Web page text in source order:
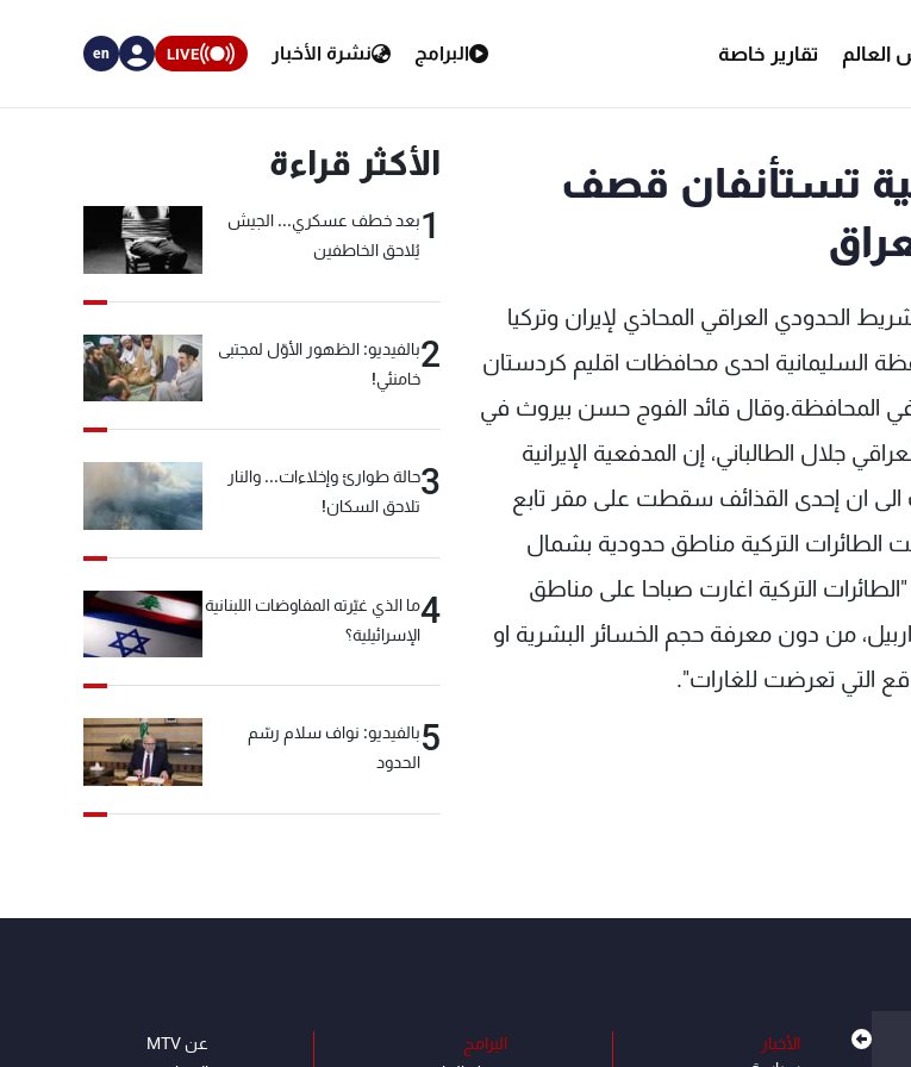
العالم تقارير خاصة البرامج نشرة الأخبار LIVE
en
تستأنفان قصف
الحدودي العراقي المحاذي لإيران وتركيا
السليمانية احدى محافظات اقليم كردستان
في المحافظة.وقال قائد الفوج حسن بيروث في
جلال الطالباني، إن المدفعية الإيرانية
ان إحدى القذائف سقطت على مقر تابع
التركية مناطق حدودية بشمال
التركية اغارت صباحا على مناطق
من دون معرفة حجم الخسائر البشرية او
التي تعرضت للغارات".
الأكثر قراءة
1بعد خطف عسكري... الجيش
يُلاحق الخاطفين
2بالفيديو: الظهور الأوّل لمجتبى
خامنئي!
3حالة طوارئ وإخلاءات... والنار
تلاحق السكان!
4ما الذي غيّرته المفاوضات اللبنانية
الإسرائيلية؟
5بالفيديو: نواف سلام رسّم
الحدود
الأخبار
البرامج
عن MTV